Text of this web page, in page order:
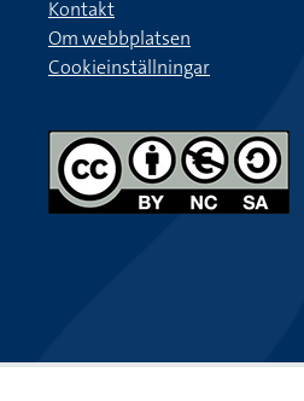
Kontakt
Om webbplatsen
Cookieinställningar